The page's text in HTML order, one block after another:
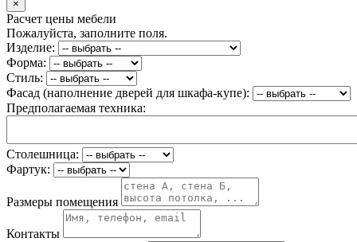
×
Расчет цены мебели
Пожалуйста, заполните поля.
Изделие:
Форма:
Стиль:
Фасад (наполнение дверей для шкафа-купе):
Предполагаемая техника:
Столешница:
Фартук:
Размеры помещения
Контакты